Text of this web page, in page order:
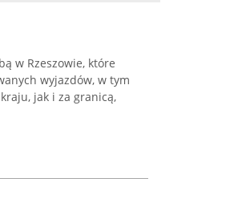
w Rzeszowie, które
wyjazdów, w tym
jak i za granicą,